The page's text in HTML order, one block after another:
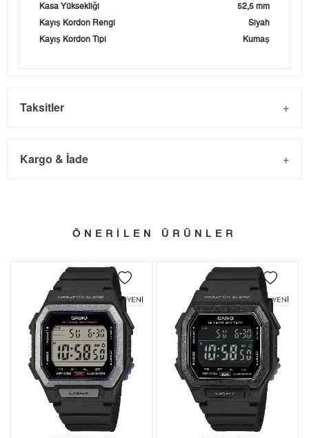
Kasa Yüksekliği
52,5 mm
Kayış Kordon Rengi
Siyah
Kayış Kordon Tipi
Kumaş
Taksitler
Tek Çekim 5.689,55 ₺ 5.689,55 ₺
5.970,15 ₺
4 1.522,41 ₺ 6.089,64 ₺
5 1.242,67 ₺ 6.213,35 ₺
6 1.057,14 ₺ 6.342,84 ₺
7 6.477,94 ₺
Kargo & İade
- Sipariş gönderimi 3 iş günü içinde yapılmaktadır. Resmi
- İnternet mağazamızdan yapacağınız tüm alışverişlerde
Türkiye'nin her yerine 2.500₺ ve üzeri alışverişlerde Yurtiçi
Kargo ile ücretsiz gönderilir.
İade
- Kargonuz elinize ulaştığı tarihten itibaren 14 gün içerisinde
iade edebilirsiniz.
ÖNERİLEN ÜRÜNLER